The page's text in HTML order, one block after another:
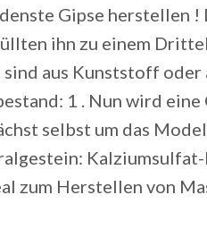
Gipse herstellen
ihn zu einem
aus Kunststoff oder
1 . Nun wird
selbst um das
zum Herstellen von